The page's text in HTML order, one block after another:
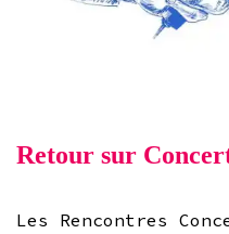
Retour sur
Les Rencontres